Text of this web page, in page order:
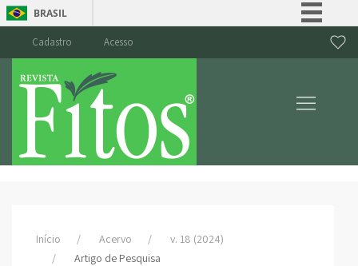
BRASIL
Canais
Cadastro Acesso
Início Acervo
v. 18 (2024)
Artigo de Pesquisa